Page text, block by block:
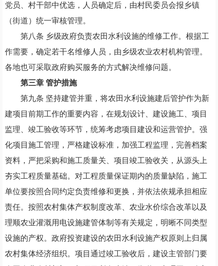
党员
村干部中优选 ， 人员确定后 ， 由村民委员会报乡镇
（街道） 统一审核管理。
第八条 乡级政府负责农田水利设施的维修工作。根据工
作需要 ， 确定若干名维修人员 ， 由乡级农业农村机构管理。
各地也可采取政府购买服务的方式解决维修问题。
第三章 管护措施
第九条 坚持建管并重 ， 将农田水利设施建后管护作为新
建项目前期工作的重要内容 ， 在规划设计 建设施工
项目
监理
竣工验收等环节 ， 统筹考虑项目建设和运营管护。强
化项目施工管理 ， 严格建设标准 ， 加强工程监理 ， 完善档案
资料 ， 严把采购和施工质量关 项目竣工验收关 ， 从源头上
夯实工程质量基础。对工程质量保证期内的质量缺陷 ， 施工
单位要按照合同约定负责维修和更换 ， 并依法依规承担相应
责任。按照农村集体产权制度改革
农业水价综合改革以及
理顺农业灌溉用电设施建管体制等有关规定 ， 明晰不同类型
设施的产权。政府投资建设的农田水利设施产权原则上归属
农村集体经济组织。项目通过竣工验收后 ， 建设主管部门要